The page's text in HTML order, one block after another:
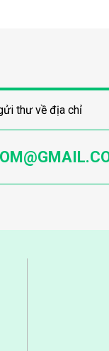
thư về địa chỉ